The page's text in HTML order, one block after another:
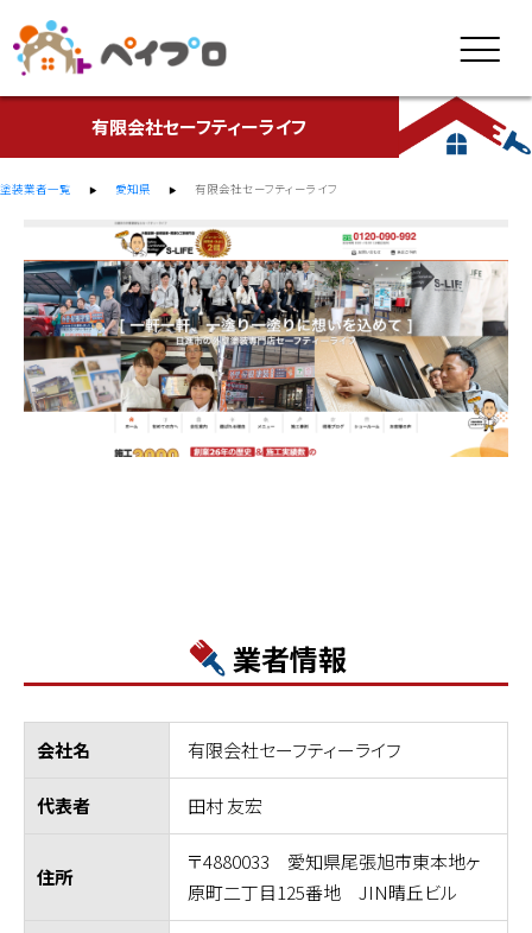
有限会社セーフティーライフ
塗装業者一覧 愛知県 有限会社セーフティーライフ
業者情報
会社名 有限会社セーフティーライフ
代表者 田村 友宏
住所
〒4880033 愛知県尾張旭市東本地ヶ
原町二丁目125番地 JIN晴丘ビル